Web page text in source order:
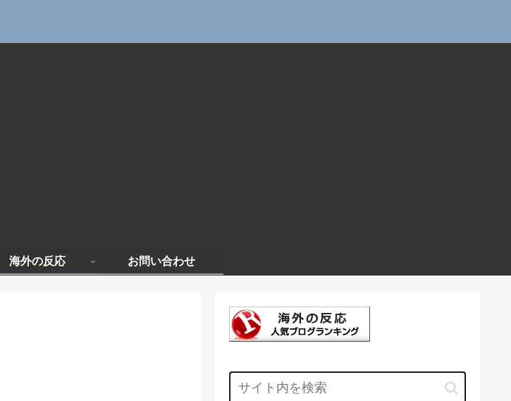
海外の反応 お問い合わせ